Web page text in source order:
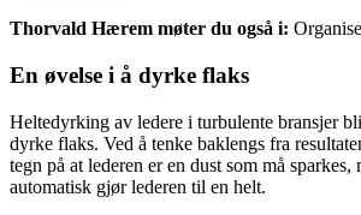
Thorvald Hærem møter du også i:
En øvelse i å dyrke flaks
Heltedyrking av ledere i turbulente bransjer
dyrke flaks. Ved å tenke baklengs fra
tegn på at lederen er en dust som må sparkes,
automatisk gjør lederen til en helt.